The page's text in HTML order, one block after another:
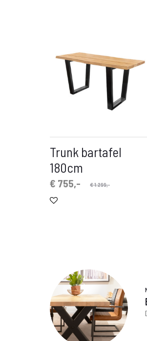
Trunk bartafel
180cm
€1.299,-
Oorspronkelijke
€ 755,-
Huidige
prijs